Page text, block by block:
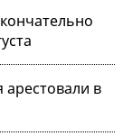
арестовали в